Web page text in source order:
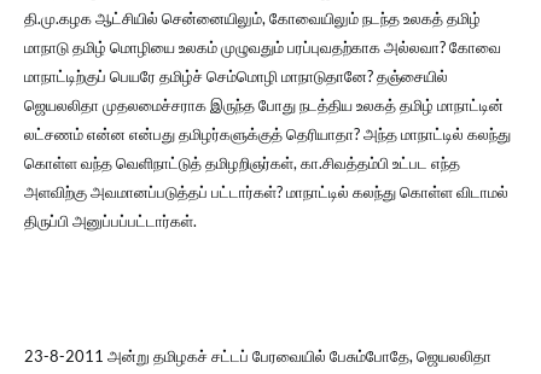
தி.மு.கழக ஆட்சியில் சென்னையிலும், கோவையிலும் நடந்த உலகத் தமிழ்
மாநாடு தமிழ் மொழியை உலகம் முழுவதும் பரப்புவதற்காக அல்லவா? கோவை
மாநாட்டிற்குப் பெயரே தமிழ்ச் செம்மொழி மாநாடுதானே? தஞ்சையில்
ஜெயலலிதா முதலமைச்சராக இருந்த போது நடத்திய உலகத் தமிழ் மாநாட்டின்
லட்சணம் என்ன என்பது தமிழர்களுக்குத் தெரியாதா? அந்த மாநாட்டில் கலந்து
கொள்ள வந்த வெளிநாட்டுத் தமிழறிஞர்கள், கா.சிவத்தம்பி உட்பட எந்த
அளவிற்கு அவமானப்படுத்தப் பட்டார்கள்? மாநாட்டில் கலந்து கொள்ள விடாமல்
திருப்பி அனுப்பப்பட்டார்கள்.
23-8-2011 அன்று தமிழகச் சட்டப் பேரவையில் பேசும்போதே, ஜெயலலிதா